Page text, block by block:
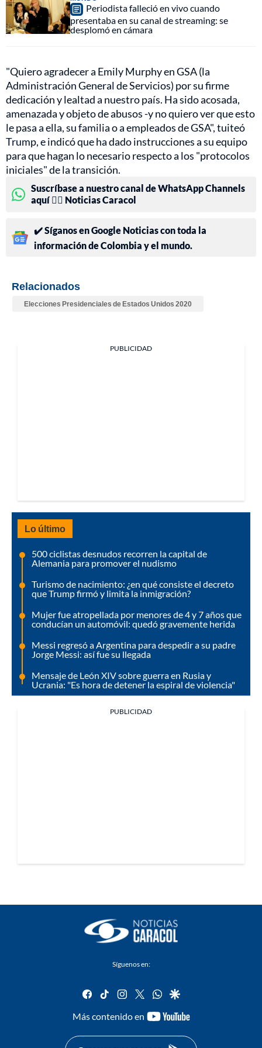
Periodista falleció en vivo cuando
presentaba en su canal de streaming: se
desplomó en cámara
"Quiero agradecer a Emily Murphy en GSA (la
Administración General de Servicios) por su firme
dedicación y lealtad a nuestro país. Ha sido acosada,
amenazada y objeto de abusos -y no quiero ver que esto
le pasa a ella, su familia o a empleados de GSA", tuiteó
Trump, e indicó que ha dado instrucciones a su equipo
para que hagan lo necesario respecto a los "protocolos
iniciales" de la transición.
Suscríbase a nuestro canal de WhatsApp Channels
aquí 👉🏻 Noticias Caracol
✔️ Síganos en Google Noticias con toda la
información de Colombia y el mundo.
Relacionados
Elecciones Presidenciales de Estados Unidos 2020
PUBLICIDAD
Lo último
500 ciclistas desnudos recorren la capital de
Alemania para promover el nudismo
Turismo de nacimiento: ¿en qué consiste el decreto
que Trump firmó y limita la inmigración?
Mujer fue atropellada por menores de 4 y 7 años que
conducían un automóvil: quedó gravemente herida
Messi regresó a Argentina para despedir a su padre
Jorge Messi: así fue su llegada
Mensaje de León XIV sobre guerra en Rusia y
Ucrania: "Es hora de detener la espiral de violencia"
PUBLICIDAD
Síguenos en:
facebook
tiktok instagram
twitterwhatsapp
google
Más contenido en
youtube-